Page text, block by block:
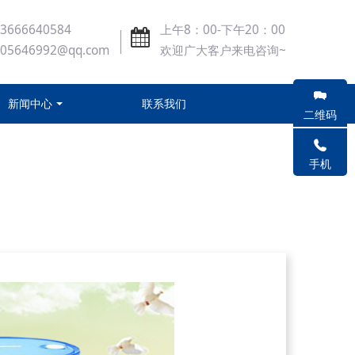
上午8：00-下午20：00
欢迎广大客户来电咨询~
新闻中心 联系我们
二维码
手机